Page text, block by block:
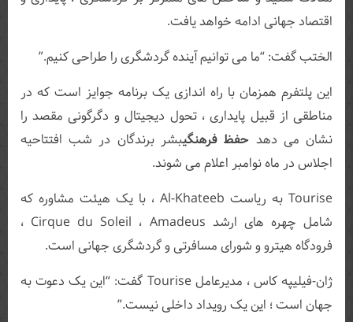
اقتصاد جهانی ادامه خواهد یافت.
الختب گفت: “ما می توانیم آینده گردشگری را طراحی کنیم.”
این پلتفرم همزمان با راه اندازی یک برنامه جوایز است که در
مناطقی از قبیل پایداری ، تحول دیجیتال و دگرگونی مقصد را
نشان می دهد حفظ فرهنگیبشر برندگان در شب افتتاحیه
اجلاس در ماه نوامبر اعلام می شوند.
Tourise به ریاست Al-Khateeb ، با یک هیئت مشاوره که
شامل چهره های ارشد Cirque du Soleil ، Amadeus ،
فرودگاه هیترو و شورای مسافرتی و گردشگری جهانی است.
ژان-فیلیپه کاس ، مدیرعامل Tourise گفت: “این یک دعوت به
جهان است ؛ این یک رویداد داخلی نیست.”